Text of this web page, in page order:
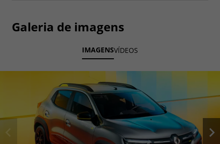
Galeria de imagens
IMAGENSVÍDEOS